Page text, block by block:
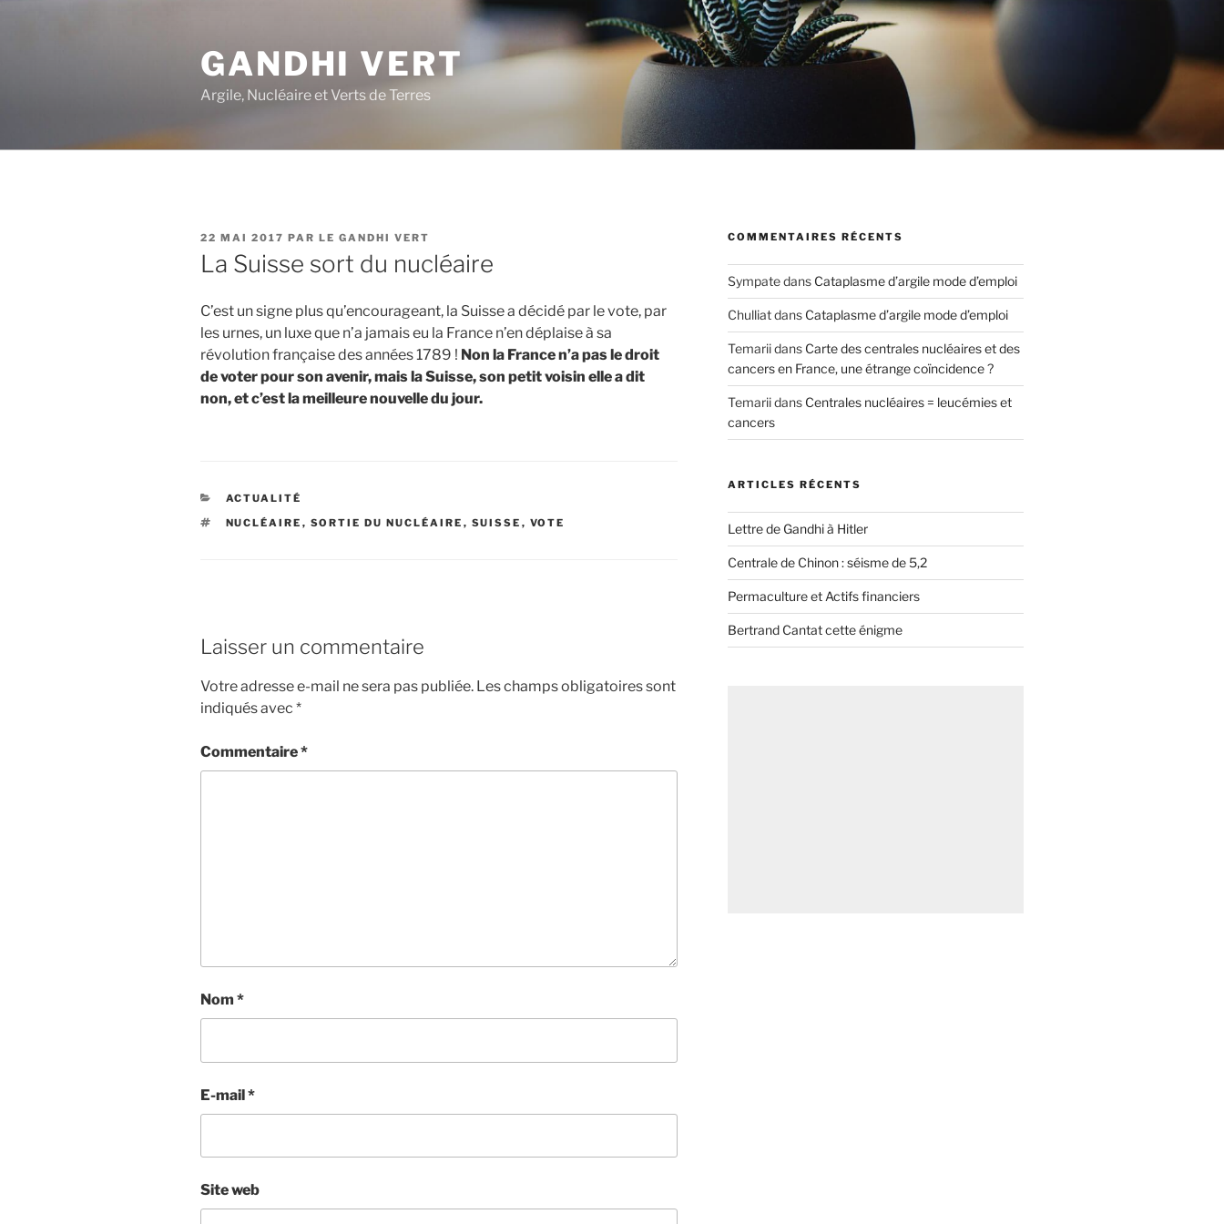
GANDHI VERT
Argile, Nucléaire et Verts de Terres
PUBLIÉ
LE
22 MAI 2017 PAR LE GANDHI VERT
La Suisse sort du nucléaire
C’est un signe plus qu’encourageant, la Suisse a décidé par le vote, par
les urnes, un luxe que n’a jamais eu la France n’en déplaise à sa
révolution française des années 1789 ! Non la France n’a pas le droit
de voter pour son avenir, mais la Suisse, son petit voisin elle a dit
non, et c’est la meilleure nouvelle du jour.
CATÉGORIES
ACTUALITÉ
ÉTIQUETTES
NUCLÉAIRE , SORTIE DU NUCLÉAIRE , SUISSE , VOTE
Laisser un commentaire
Votre adresse e-mail ne sera pas publiée. Les champs obligatoires sont
indiqués avec *
Commentaire*
Nom *
E-mail*
Site web
COMMENTAIRES RÉCENTS
Sympatedans Cataplasme d’argile mode d’emploi
Chulliatdans Cataplasme d’argile mode d’emploi
Temariidans Carte des centrales nucléaires et des
cancers en France, une étrange coïncidence ?
Temariidans Centrales nucléaires = leucémies et
cancers
ARTICLES RÉCENTS
Lettre de Gandhi à Hitler
Centrale de Chinon : séisme de 5,2
Permaculture et Actifs financiers
Bertrand Cantat cette énigme